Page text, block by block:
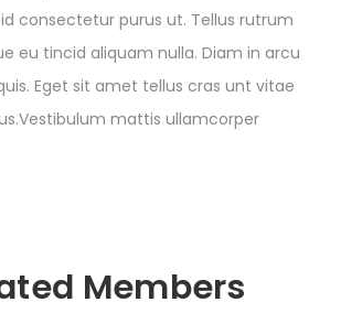
consectetur purus ut. Tellus rutrum
eu tincid aliquam nulla. Diam in arcu
Eget sit amet tellus cras unt vitae
mattis ullamcorper
Members